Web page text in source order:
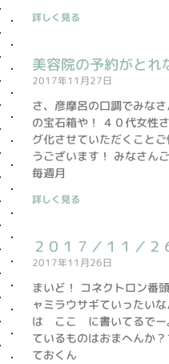
詳しく見る
美容院の予約がとれ
2017年11月27日
さ、彦摩呂の口調でみな
の宝石箱や！ ４０代女性
グ化させていただくこと
うございます！ みなさん
毎週月
詳しく見る
２０１７／１１／２
2017年11月26日
まいど！ コネクトロン番
ャミラウサギていったい
は ここ に書いてるでー
ているものはおまへんか
ておくん